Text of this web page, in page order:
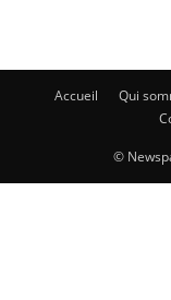
Accueil Qui
©